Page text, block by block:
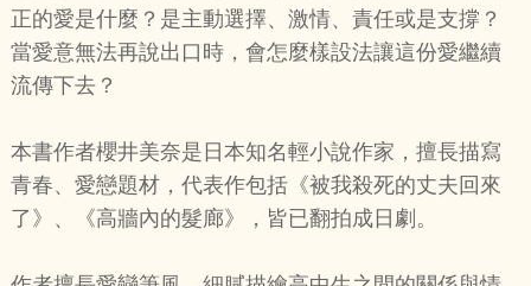
正的愛是什麼？是主動選擇、激情、責任或是支撐？
當愛意無法再說出口時，會怎麼樣設法讓這份愛繼續
流傳下去？
本書作者櫻井美奈是日本知名輕小說作家，擅長描寫
青春、愛戀題材，代表作包括《被我殺死的丈夫回來
了》、《高牆內的髮廊》，皆已翻拍成日劇。